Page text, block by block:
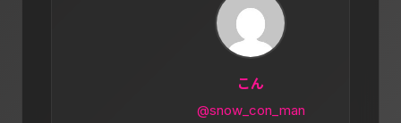
こん
@snow_con_man